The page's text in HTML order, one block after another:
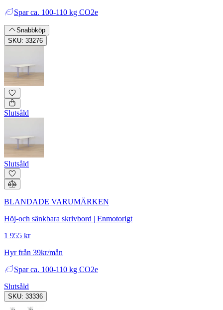
Spar ca. 100-110 kg CO2e
Snabbköp
SKU: 33276
Slutsåld
Slutsåld
BLANDADE VARUMÄRKEN
Höj-och sänkbara skrivbord | Enmotorigt
1 955 kr
Hyr från 39kr/mån
Spar ca. 100-110 kg CO2e
Slutsåld
SKU: 33336